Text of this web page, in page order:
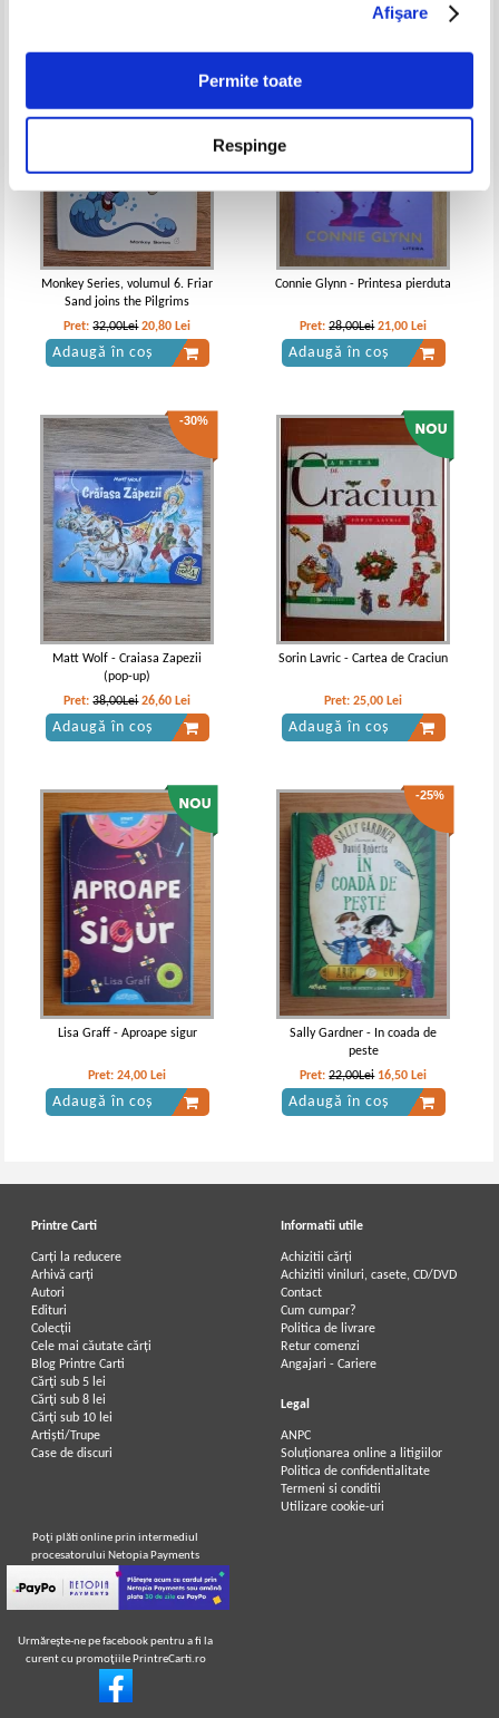
Afişare
Permite toate
Respinge
Monkey Series, volumul 6. Friar
Sand joins the Pilgrims
Pret:32,00Lei 20,80 Lei
Adaugă în coș
Connie Glynn - Printesa pierduta
Pret:28,00Lei 21,00 Lei
Adaugă în coș
-30%
Matt Wolf - Craiasa Zapezii
(pop-up)
Pret:38,00Lei 26,60 Lei
Adaugă în coș
Sorin Lavric - Cartea de Craciun
Pret:25,00 Lei
Adaugă în coș
Lisa Graff - Aproape sigur
Pret:24,00 Lei
Adaugă în coș
-25%
Sally Gardner - In coada de
peste
Pret:22,00Lei 16,50 Lei
Adaugă în coș
Printre Carti
Carți la reducere
Arhivă carți
Autori
Edituri
Colecții
Cele mai căutate cărți
Blog Printre Carti
Cărţi sub 5 lei
Cărţi sub 8 lei
Cărţi sub 10 lei
Artiști/Trupe
Case de discuri
Informatii utile
Achizitii cărți
Achizitii viniluri, casete, CD/DVD
Contact
Cum cumpar?
Politica de livrare
Retur comenzi
Angajari - Cariere
Legal
ANPC
Soluționarea online a litigiilor
Politica de confidentialitate
Termeni si conditii
Utilizare cookie-uri
Poţi plăti online prin intermediul
procesatorului Netopia Payments
Urmăreşte-ne pe facebook pentru a fi la
curent cu promoţiile PrintreCarti.ro